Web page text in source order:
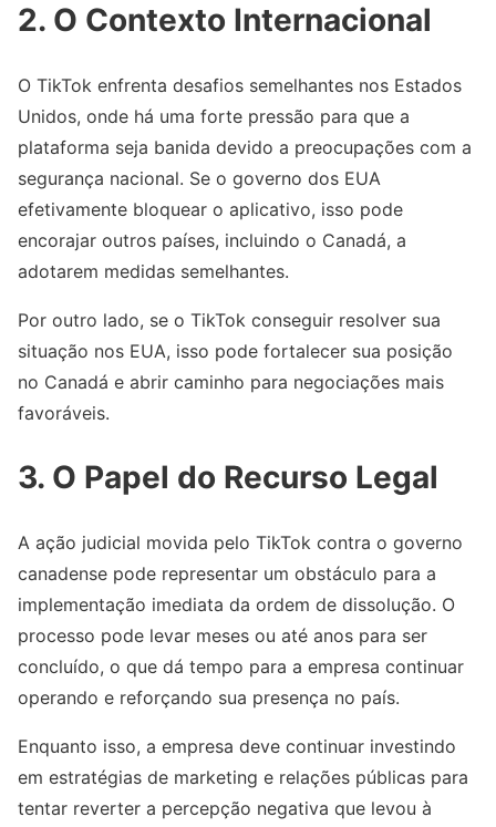
2. O Contexto Internacional
O TikTok enfrenta desafios semelhantes nos Estados
Unidos, onde há uma forte pressão para que a
plataforma seja banida devido a preocupações com a
segurança nacional. Se o governo dos EUA
efetivamente bloquear o aplicativo, isso pode
encorajar outros países, incluindo o Canadá, a
adotarem medidas semelhantes.
Por outro lado, se o TikTok conseguir resolver sua
situação nos EUA, isso pode fortalecer sua posição
no Canadá e abrir caminho para negociações mais
favoráveis.
3. O Papel do Recurso Legal
A ação judicial movida pelo TikTok contra o governo
canadense pode representar um obstáculo para a
implementação imediata da ordem de dissolução. O
processo pode levar meses ou até anos para ser
concluído, o que dá tempo para a empresa continuar
operando e reforçando sua presença no país.
Enquanto isso, a empresa deve continuar investindo
em estratégias de marketing e relações públicas para
tentar reverter a percepção negativa que levou à